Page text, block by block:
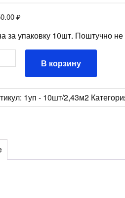
₽
за упаковку 10шт. Поштучно не
В корзину
1уп - 10шт/2,43м2